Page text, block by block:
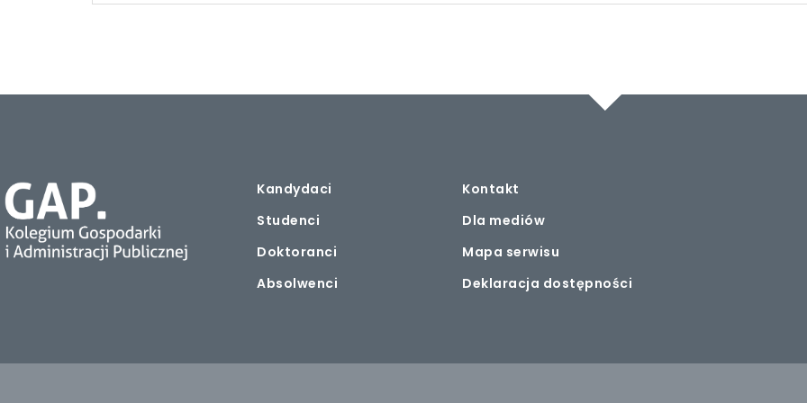
Kandydaci
Studenci
Doktoranci
Absolwenci
Kontakt
Dla mediów
Mapa serwisu
Deklaracja dostępności